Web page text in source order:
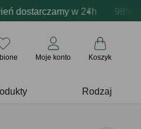
w 24h 98%
i darmowa personalizacja
prezenty Prezentujemy
Moje konto Koszyk
Rodzaj